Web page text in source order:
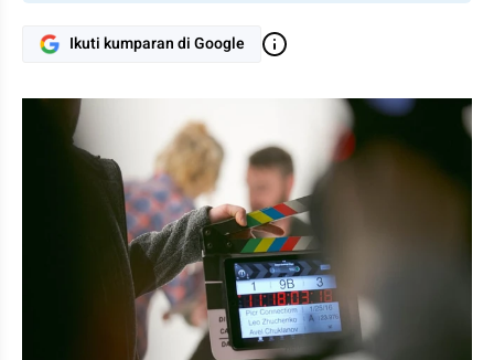
Ikuti kumparan di Google